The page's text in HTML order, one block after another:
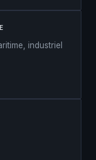
industriel